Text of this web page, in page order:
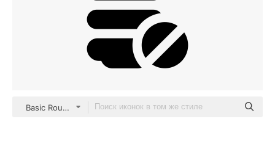
Basic Rounded Filled